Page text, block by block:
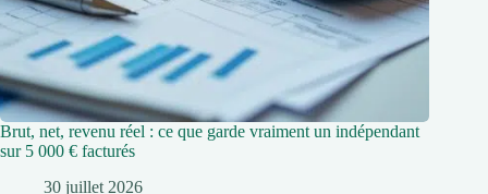
Brut, net, revenu réel : ce que garde vraiment un indépendant
sur 5 000 € facturés
30 juillet 2026